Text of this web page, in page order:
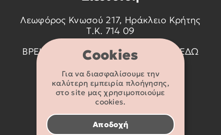
Cookies
Για να διασφαλίσουμε την
καλύτερη εμπειρία πλοήγησης,
στο site μας χρησιμοποιούμε
cookies.
Αποδοχή
Λεωφόρος Κνωσού 217, Ηράκλειο Κρήτης
Τ.Κ. 714 09
ΒΡΕΙΤΕ ΜΑΣ ΣΤΟ ΧΑΡΤΗ ΠΑΤΩΝΤΑΣ
ΕΔΩ
Στοιχεία
επικοινωνίας
2810 233095
info@flexikids.gr